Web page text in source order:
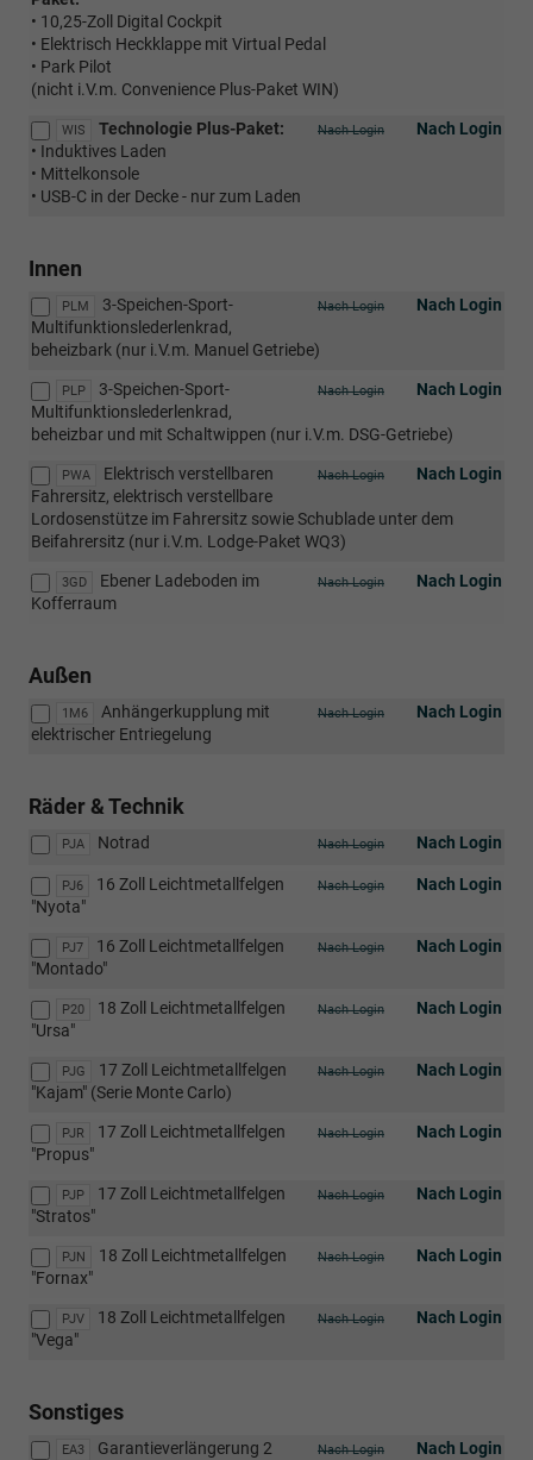
• 10,25-Zoll Digital Cockpit
• Elektrisch Heckklappe mit Virtual Pedal
• Park Pilot
(nicht i.V.m. Convenience Plus-Paket WIN)
WIS Nach Login
Nach Login
Technologie Plus-Paket:
• Induktives Laden
• Mittelkonsole
• USB-C in der Decke - nur zum Laden
Innen
PLM Nach Login
Nach Login
3-Speichen-Sport-
Multifunktionslederlenkrad,
beheizbark (nur i.V.m. Manuel Getriebe)
PLP Nach Login
Nach Login
3-Speichen-Sport-
Multifunktionslederlenkrad,
beheizbar und mit Schaltwippen (nur i.V.m. DSG-Getriebe)
PWA Nach Login
Nach Login
Elektrisch verstellbaren
Fahrersitz, elektrisch verstellbare
Lordosenstütze im Fahrersitz sowie Schublade unter dem
Beifahrersitz (nur i.V.m. Lodge-Paket WQ3)
3GD Nach Login
Nach Login
Ebener Ladeboden im
Kofferraum
Außen
1M6 Nach Login
Nach Login
Anhängerkupplung mit
elektrischer Entriegelung
Räder & Technik
PJA Nach Login
Nach Login
Notrad
PJ6 Nach Login
Nach Login
16 Zoll Leichtmetallfelgen
"Nyota"
PJ7 Nach Login
Nach Login
16 Zoll Leichtmetallfelgen
"Montado"
P20 Nach Login
Nach Login
18 Zoll Leichtmetallfelgen
"Ursa"
PJG Nach Login
Nach Login
17 Zoll Leichtmetallfelgen
"Kajam" (Serie Monte Carlo)
PJR Nach Login
Nach Login
17 Zoll Leichtmetallfelgen
"Propus"
PJP Nach Login
Nach Login
17 Zoll Leichtmetallfelgen
"Stratos"
PJN Nach Login
Nach Login
18 Zoll Leichtmetallfelgen
"Fornax"
PJV Nach Login
Nach Login
18 Zoll Leichtmetallfelgen
"Vega"
Sonstiges
EA3 Nach Login
Nach Login
Garantieverlängerung 2